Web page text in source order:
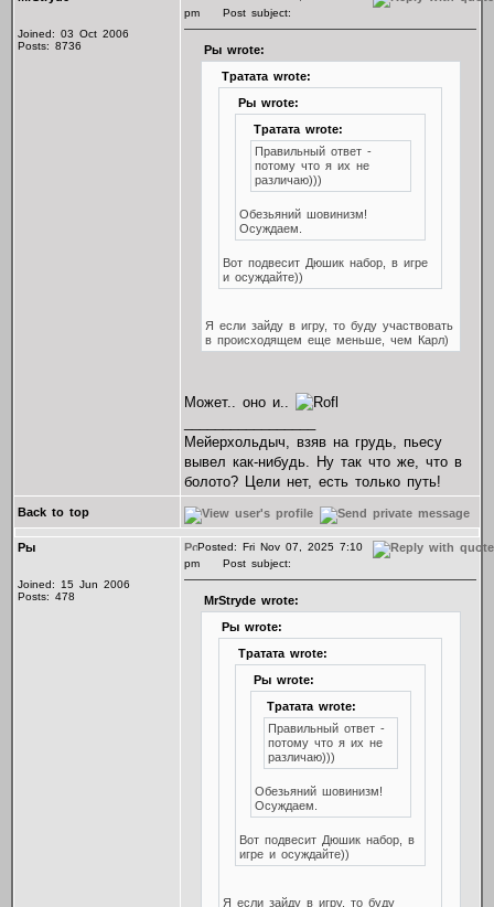
Joined: 03 Oct 2006
Posts: 8736
pm
Post subject:
Ры wrote:
Тратата wrote:
Ры wrote:
Тратата wrote:
Правильный ответ -
потому что я их не
различаю)))
Обезьяний шовинизм!
Осуждаем.
Вот подвесит Дюшик набор, в игре
и осуждайте))
Я если зайду в игру, то буду участвовать
в происходящем еще меньше, чем Карл)
Может.. оно и..
Мейерхольдыч, взяв на грудь, пьесу
вывел как-нибудь. Ну так что же, что в
болото? Цели нет, есть только путь!
Back to top
Ры
Joined: 15 Jun 2006
Posts: 478
Posted: Fri Nov 07, 2025 7:10
pm
Post subject:
MrStryde wrote:
Ры wrote:
Тратата wrote:
Ры wrote:
Тратата wrote:
Правильный ответ -
потому что я их не
различаю)))
Обезьяний шовинизм!
Осуждаем.
Вот подвесит Дюшик набор, в
игре и осуждайте))
Я если зайду в игру, то буду